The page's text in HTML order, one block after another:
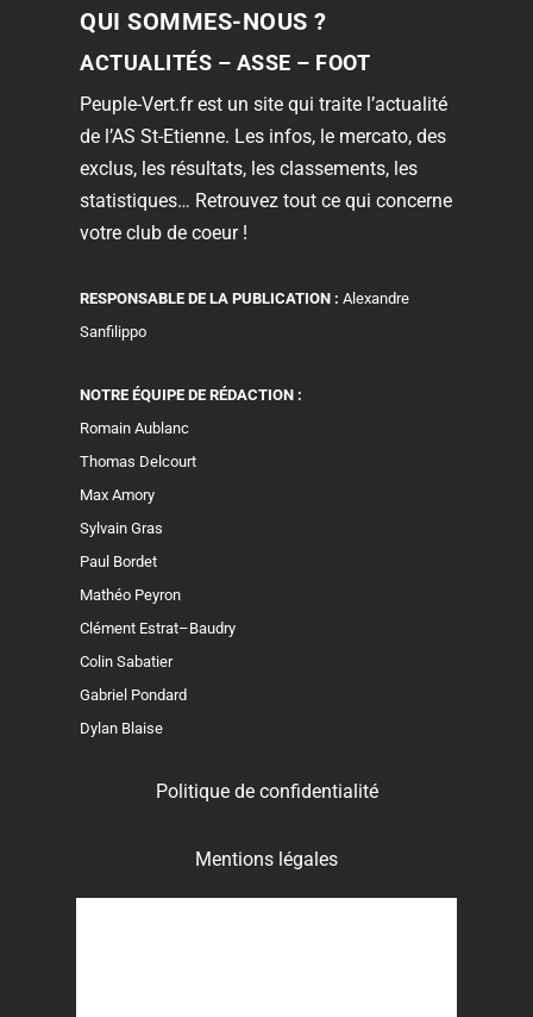
QUI SOMMES-NOUS ?
ACTUALITÉS – ASSE – FOOT
Peuple-Vert.fr est un site qui traite l’actualité
de l’AS St-Etienne. Les infos, le mercato, des
exclus, les résultats, les classements, les
statistiques… Retrouvez tout ce qui concerne
votre club de coeur !
RESPONSABLE DE LA PUBLICATION : Alexandre
Sanfilippo
NOTRE ÉQUIPE DE RÉDACTION :
Romain Aublanc
Thomas Delcourt
Max Amory
Sylvain Gras
Paul Bordet
Mathéo Peyron
Clément Estrat–Baudry
Colin Sabatier
Gabriel Pondard
Dylan Blaise
Politique de confidentialité
Mentions légales